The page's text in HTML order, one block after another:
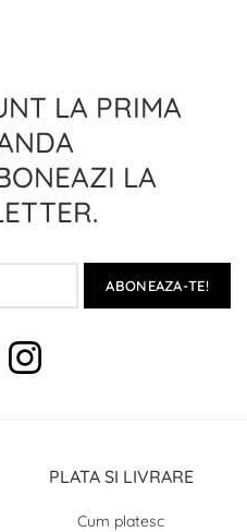
LA PRIMA
LA
ABONEAZA-TE!
PLATA SI LIVRARE
Cum platesc